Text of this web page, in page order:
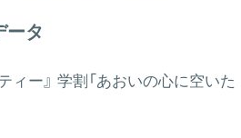
タ
ィー』 学割「あおいの心に空いた